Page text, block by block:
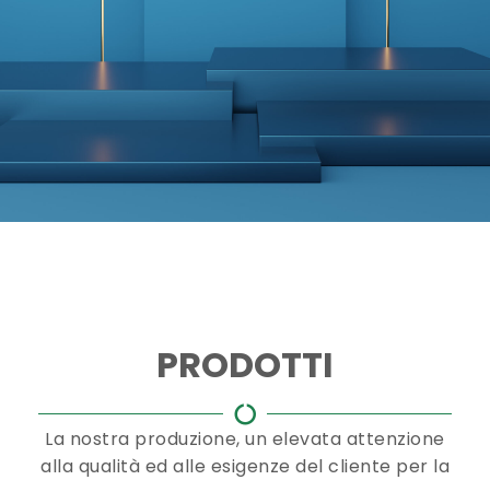
PRODOTTI
La nostra produzione, un elevata attenzione
alla qualità ed alle esigenze del cliente per la